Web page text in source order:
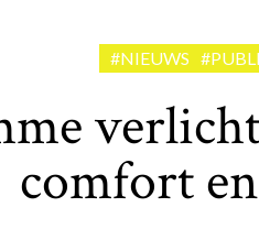
#NIEUWS
comfort